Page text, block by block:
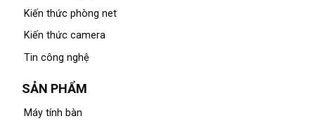
Kiến thức phòng net
Kiến thức camera
Tin công nghệ
SẢN PHẨM
Máy tính bàn